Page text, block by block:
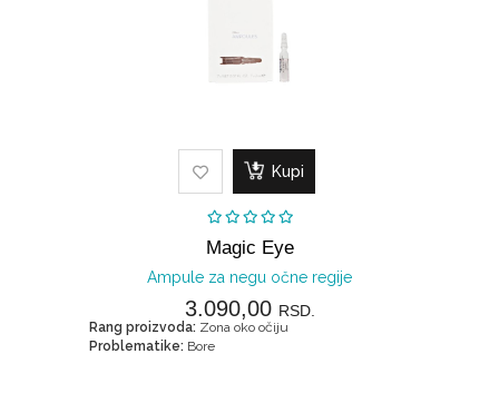
Kupi
Magic Eye
Ampule za negu očne regije
3.090,00 RSD.
Rang proizvoda: Zona oko očiju
Problematike: Bore